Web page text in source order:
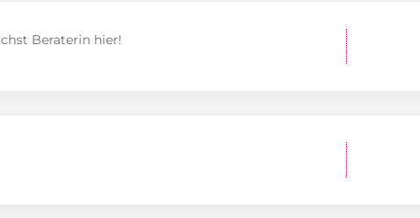
Beraterin hier!